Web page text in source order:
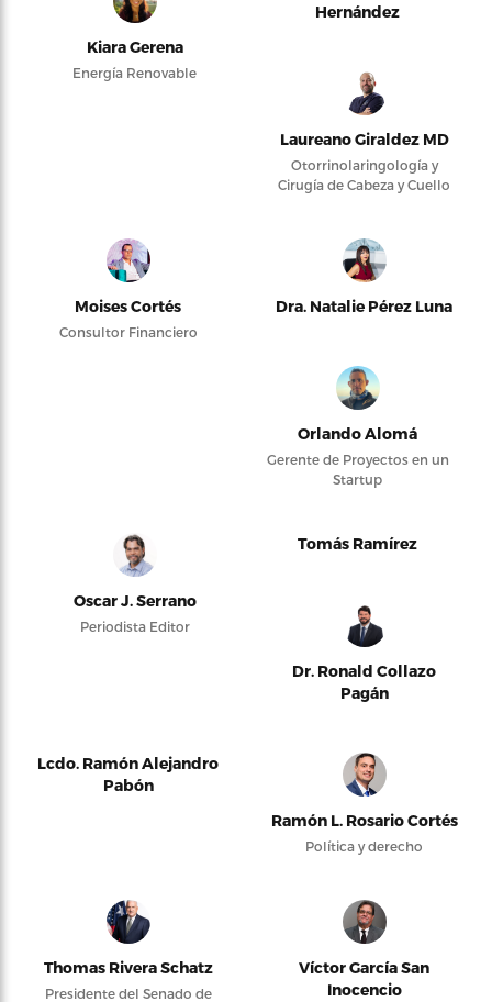
Kiara Gerena
Energía Renovable
Hernández
Laureano Giraldez MD
Otorrinolaringología y
Cirugía de Cabeza y Cuello
Moises Cortés
Consultor Financiero
Dra. Natalie Pérez Luna
Orlando Alomá
Gerente de Proyectos en un
Startup
Oscar J. Serrano
Periodista Editor
Tomás Ramírez
Dr. Ronald Collazo
Pagán
Lcdo. Ramón Alejandro
Pabón
Ramón L. Rosario Cortés
Política y derecho
Thomas Rivera Schatz
Presidente del Senado de
Víctor García San
Inocencio